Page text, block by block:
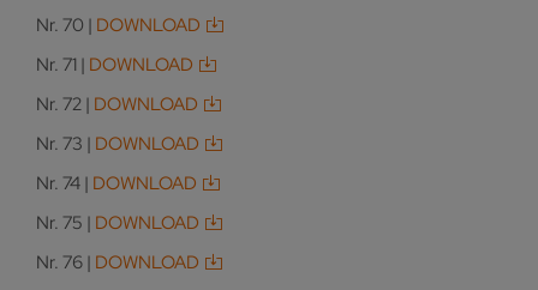
Nr. 70 | DOWNLOAD
Nr. 71 | DOWNLOAD
Nr. 72 | DOWNLOAD
Nr. 73 | DOWNLOAD
Nr. 74 | DOWNLOAD
Nr. 75 | DOWNLOAD
Nr. 76 | DOWNLOAD